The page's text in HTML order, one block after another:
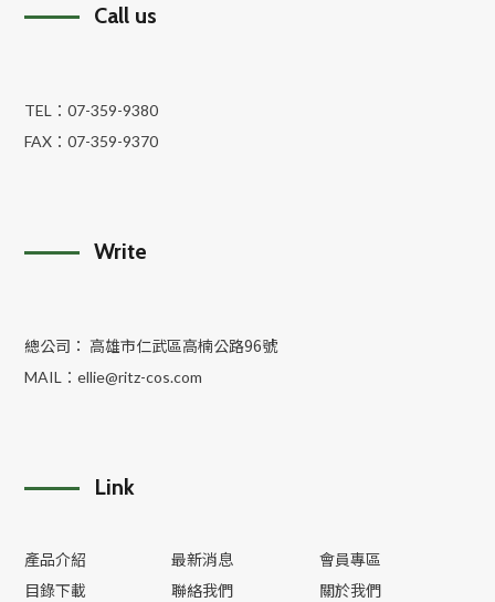
Call us
TEL：07-359-9380
FAX：07-359-9370
Write
總公司： 高雄市仁武區高楠公路96號
MAIL：ellie@ritz-cos.com
Link
產品介紹 最新消息
會員專區
目錄下載
聯絡我們 關於我們